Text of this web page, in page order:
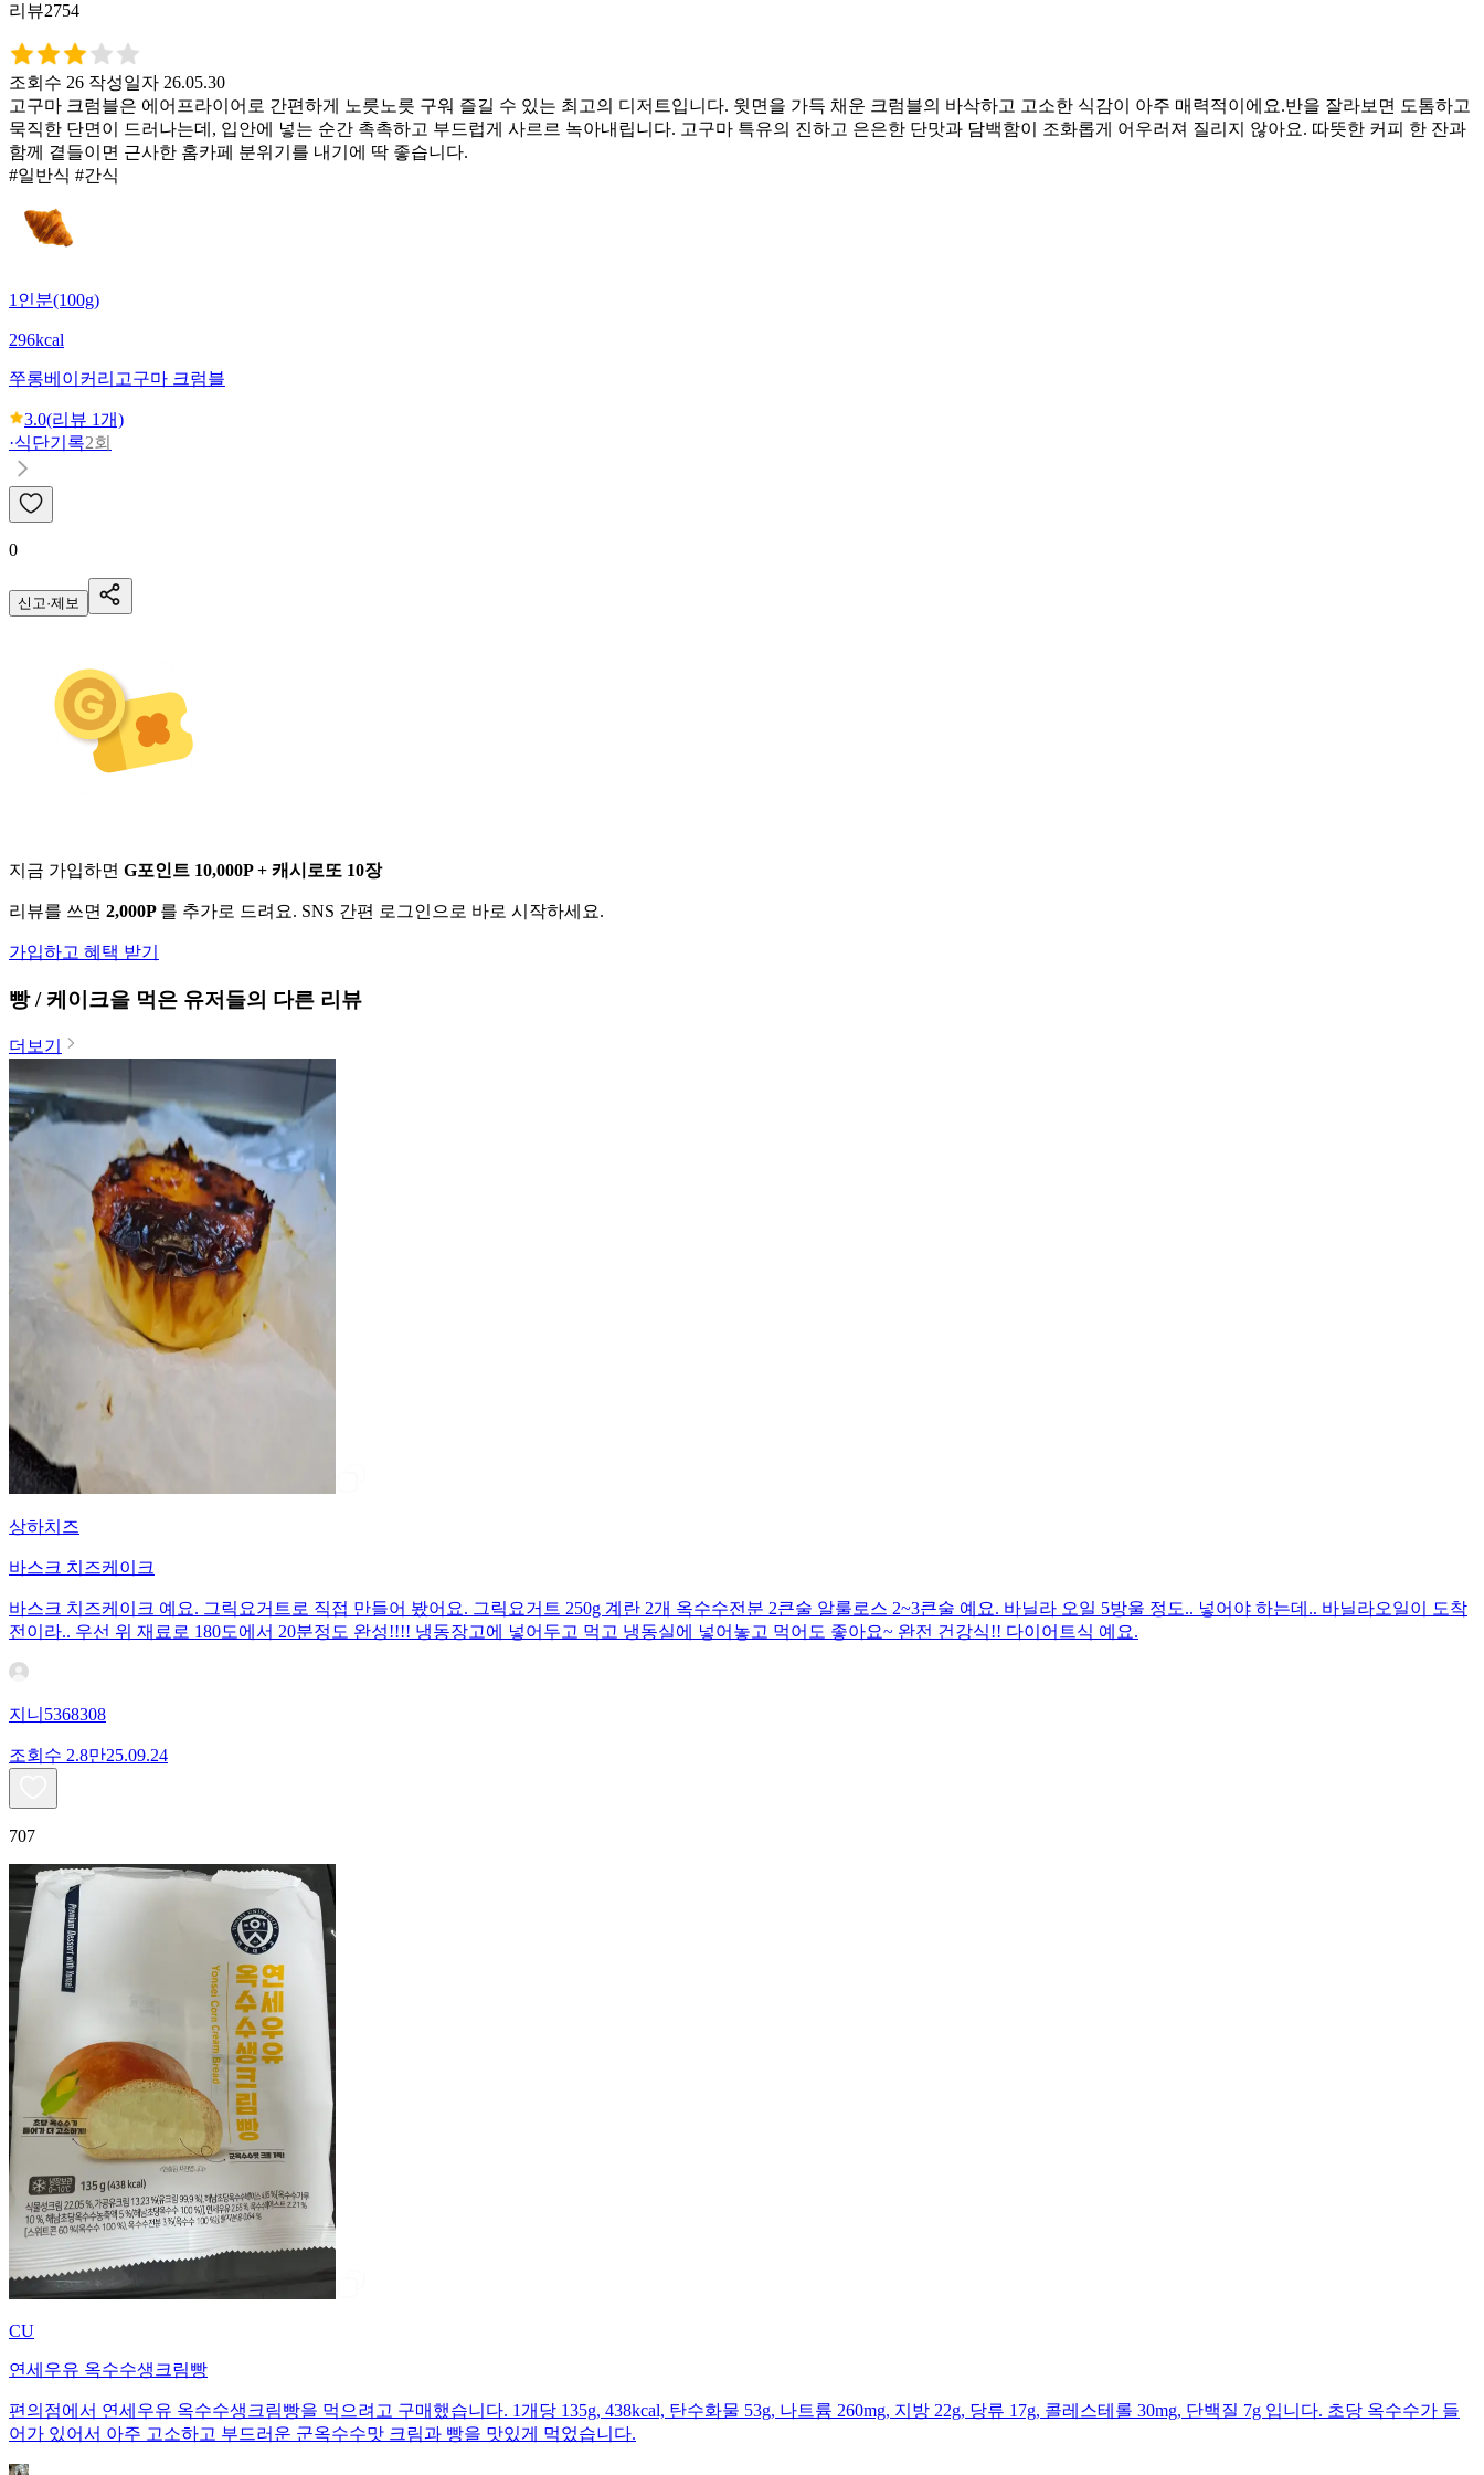
리뷰2754
조회수 26 작성일자 26.05.30
고구마 크럼블은 에어프라이어로 간편하게 노릇노릇 구워 즐길 수 있는 최고의 디저트입니다. 윗면을 가득 채운 크럼블의 바삭하고 고소한 식감이 아주 매력적이에요. ​반을 잘라보면 도톰하고
묵직한 단면이 드러나는데, 입안에 넣는 순간 촉촉하고 부드럽게 사르르 녹아내립니다. 고구마 특유의 진하고 은은한 단맛과 담백함이 조화롭게 어우러져 질리지 않아요. 따뜻한 커피 한 잔과
함께 곁들이면 근사한 홈카페 분위기를 내기에 딱 좋습니다.
#일반식 #간식
1인분(100g)
296kcal
쭈롱베이커리 고구마 크럼블
3.0(리뷰 1개)
·식단기록2회
0
신고·제보
지금 가입하면 G포인트 10,000P + 캐시로또 10장
리뷰를 쓰면 2,000P 를 추가로 드려요. SNS 간편 로그인으로 바로 시작하세요.
가입하고 혜택 받기
빵 / 케이크을 먹은 유저들의 다른 리뷰
더보기
상하치즈
바스크 치즈케이크
바스크 치즈케이크 예요. 그릭요거트로 직접 만들어 봤어요. 그릭요거트 250g 계란 2개 옥수수전분 2큰술 알룰로스 2~3큰술 예요. 바닐라 오일 5방울 정도.. 넣어야 하는데.. 바닐라오일이 도착
전이라.. 우선 위 재료로 180도에서 20분정도 완성!!!! 냉동장고에 넣어두고 먹고 냉동실에 넣어놓고 먹어도 좋아요~ 완전 건강식!! 다이어트식 예요.
지니5368308
조회수 2.8만25.09.24
707
CU
연세우유 옥수수생크림빵
편의점에서 연세우유 옥수수생크림빵을 먹으려고 구매했습니다. 1개당 135g, 438kcal, 탄수화물 53g, 나트륨 260mg, 지방 22g, 당류 17g, 콜레스테롤 30mg, 단백질 7g 입니다. 초당 옥수수가 들
어가 있어서 아주 고소하고 부드러운 군옥수수맛 크림과 빵을 맛있게 먹었습니다.